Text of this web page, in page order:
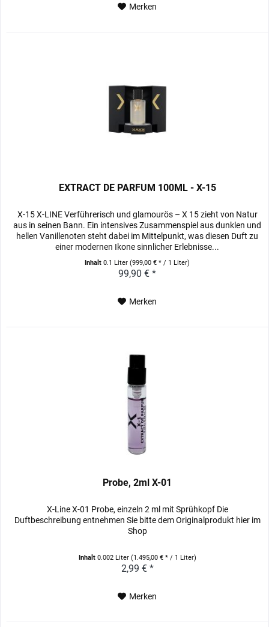
Merken
EXTRACT DE PARFUM 100ML - X-15
X-15 X-LINE Verführerisch und glamourös – X 15 zieht von Natur
aus in seinen Bann. Ein intensives Zusammenspiel aus dunklen und
hellen Vanillenoten steht dabei im Mittelpunkt, was diesen Duft zu
einer modernen Ikone sinnlicher Erlebnisse...
Inhalt0.1 Liter(999,00 € * / 1 Liter)
99,90 € *
Merken
Probe, 2ml X-01
X-Line X-01 Probe, einzeln 2 ml mit Sprühkopf Die
Duftbeschreibung entnehmen Sie bitte dem Originalprodukt hier im
Shop
Inhalt 0.002 Liter (1.495,00 € * / 1 Liter)
2,99 € *
Merken